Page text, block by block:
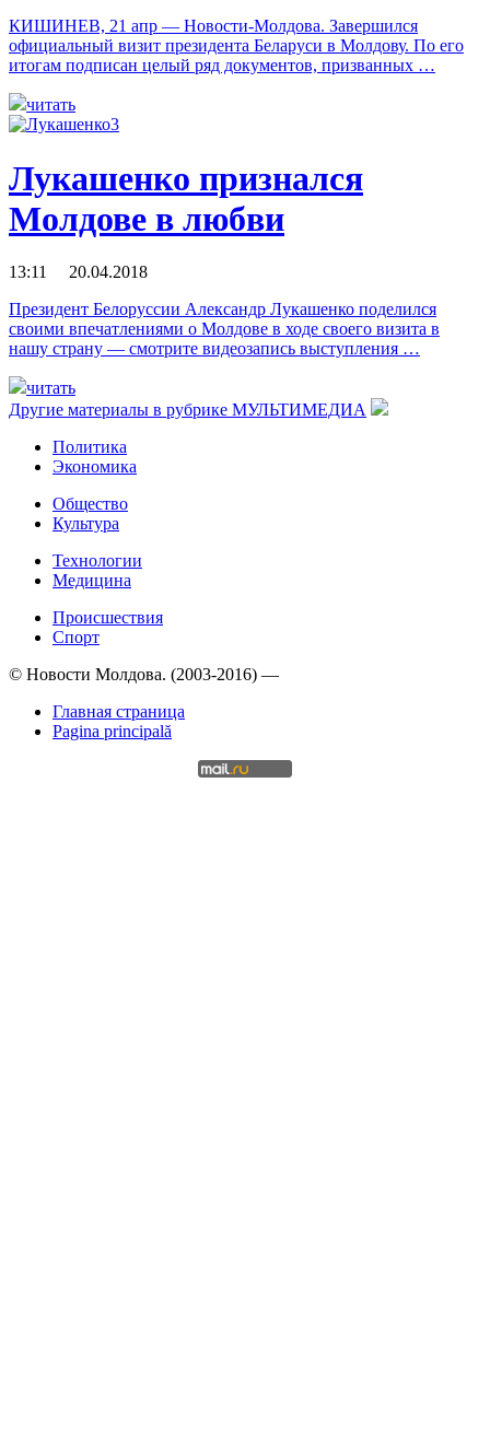
КИШИНЕВ, 21 апр — Новости-Молдова. Завершился
официальный визит президента Беларуси в Молдову. По его
итогам подписан целый ряд документов, призванных …
читать
Лукашенко признался
Молдове в любви
13:11 20.04.2018
Президент Белоруссии Александр Лукашенко поделился
своими впечатлениями о Молдове в ходе своего визита в
нашу страну — смотрите видеозапись выступления …
читать
Другие материалы в рубрике МУЛЬТИМЕДИА
Политика
Экономика
Общество
Культура
Технологии
Медицина
Происшествия
Спорт
© Новости Молдова. (2003-2016) —
Главная страница
Pagina principală